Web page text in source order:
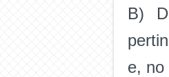
B)
e, no